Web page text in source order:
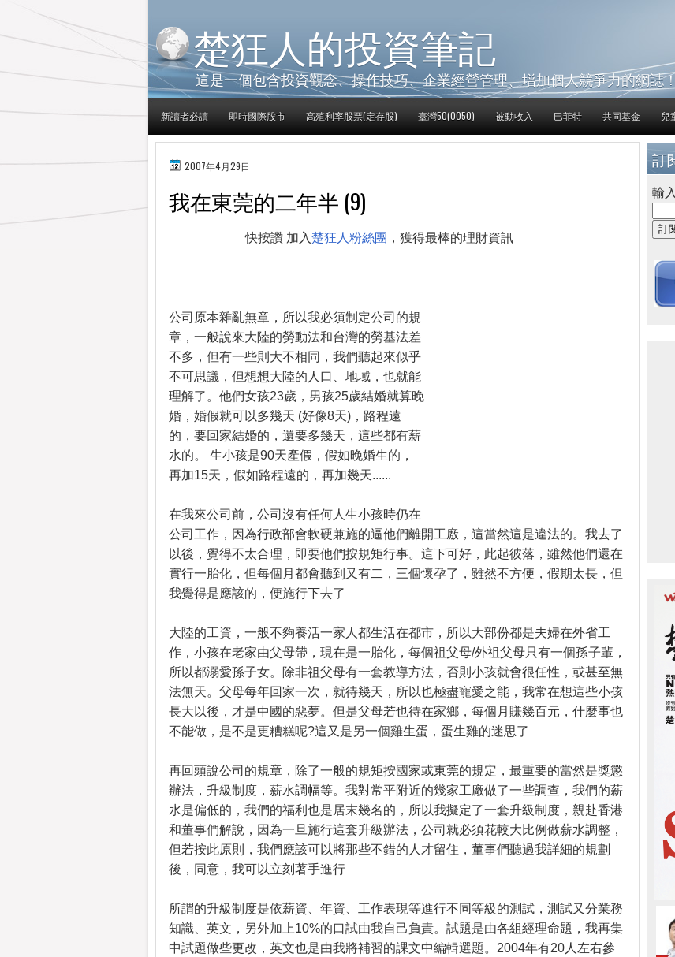
楚狂人的投資筆記
這是一個包含投資觀念、操作技巧、企業經營管理、增加個人競爭力的網誌！
新讀者必讀 即時國際股市 高殖利率股票(定存股) 臺灣50(0050) 被動收入 巴菲特 共同基金 兒
2007年4月29日
我在東莞的二年半 (9)
快按讚 加入楚狂人粉絲團 ，獲得最棒的理財資訊
公司原本雜亂無章，所以我必須制定公司的規
章，一般說來大陸的勞動法和台灣的勞基法差
不多，但有一些則大不相同，我們聽起來似乎
不可思議，但想想大陸的人口、地域，也就能
理解了。他們女孩23歲，男孩25歲結婚就算晚
婚，婚假就可以多幾天 (好像8天)，路程遠
的，要回家結婚的，還要多幾天，這些都有薪
水的。 生小孩是90天產假，假如晚婚生的，
再加15天，假如路程遠的，再加幾天......
在我來公司前，公司沒有任何人生小孩時仍在
公司工作，因為行政部會軟硬兼施的逼他們離開工廒，這當然這是違法的。我去了
以後，覺得不太合理，即要他們按規矩行事。這下可好，此起彼落，雖然他們還在
實行一胎化，但每個月都會聽到又有二，三個懷孕了，雖然不方便，假期太長，但
我覺得是應該的，便施行下去了
大陸的工資，一般不夠養活一家人都生活在都市，所以大部份都是夫婦在外省工
作，小孩在老家由父母帶，現在是一胎化，每個祖父母/外祖父母只有一個孫子輩，
所以都溺愛孫子女。除非祖父母有一套教導方法，否則小孩就會很任性，或甚至無
法無天。父母每年回家一次，就待幾天，所以也極盡寵愛之能，我常在想這些小孩
長大以後，才是中國的惡夢。但是父母若也待在家鄉，每個月賺幾百元，什麼事也
不能做，是不是更糟糕呢?這又是另一個雞生蛋，蛋生雞的迷思了
再回頭說公司的規章，除了一般的規矩按國家或東莞的規定，最重要的當然是獎懲
辦法，升級制度，薪水調幅等。我對常平附近的幾家工廠做了一些調查，我們的薪
水是偏低的，我們的福利也是居末幾名的，所以我擬定了一套升級制度，親赴香港
和董事們解說，因為一旦施行這套升級辦法，公司就必須花較大比例做薪水調整，
但若按此原則，我們應該可以將那些不錯的人才留住，董事們聽過我詳細的規劃
後，同意，我可以立刻著手進行
所謂的升級制度是依薪資、年資、工作表現等進行不同等級的測試，測試又分業務
知識、英文，另外加上10%的口試由我自己負責。試題是由各組經理命題，我再集
中試題做些更改，英文也是由我將補習的課文中編輯選題。2004年有20人左右參
訂
輸